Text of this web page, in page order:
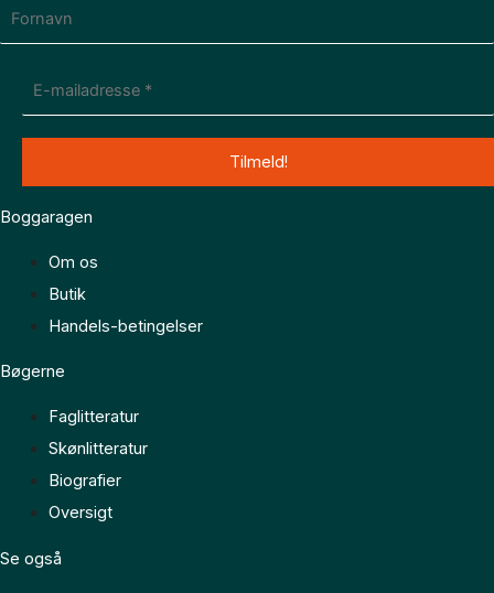
Boggaragen
Om os
Butik
Handels-betingelser
Bøgerne
Faglitteratur
Skønlitteratur
Biografier
Oversigt
Se også